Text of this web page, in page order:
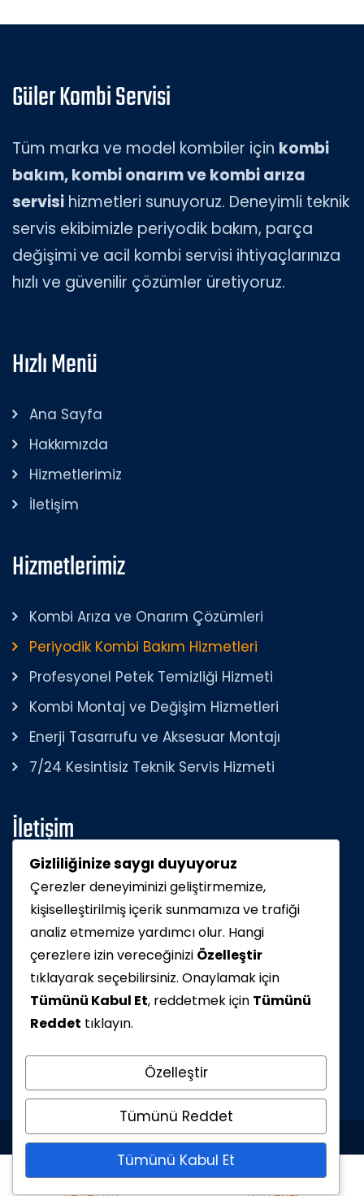
Güler Kombi Servisi
Tüm marka ve model kombiler için kombi
bakım, kombi onarım ve kombi arıza
servisi hizmetleri sunuyoruz. Deneyimli teknik
servis ekibimizle periyodik bakım, parça
değişimi ve acil kombi servisi ihtiyaçlarınıza
hızlı ve güvenilir çözümler üretiyoruz.
Hızlı Menü
Ana Sayfa
Hakkımızda
Hizmetlerimiz
İletişim
Hizmetlerimiz
Kombi Arıza ve Onarım Çözümleri
Periyodik Kombi Bakım Hizmetleri
Profesyonel Petek Temizliği Hizmeti
Kombi Montaj ve Değişim Hizmetleri
Enerji Tasarrufu ve Aksesuar Montajı
7/24 Kesintisiz Teknik Servis Hizmeti
İletişim
Merkez Mah. Selvili Sok. No 11 Arnavutköy /
İstanbul
Telefon : 0 537 737 94 60
servis@gulerkombiservisi.com
© Copyright 2025 Gulerkombiservisi.com.
Tüm hakları saklıdır - Sosyo Digital
Gizliliğinize saygı duyuyoruz
Çerezler deneyiminizi geliştirmemize,
kişiselleştirilmiş içerik sunmamıza ve trafiği
analiz etmemize yardımcı olur. Hangi
çerezlere izin vereceğinizi Özelleştir
tıklayarak seçebilirsiniz. Onaylamak için
Tümünü Kabul Et, reddetmek için Tümünü
Reddet tıklayın.
Özelleştir
Tümünü Reddet
Tümünü Kabul Et